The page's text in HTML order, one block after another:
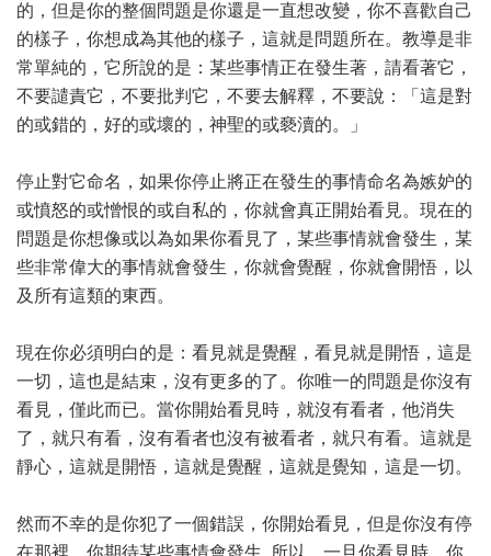
的，但是你的整個問題是你還是一直想改變，你不喜歡自己
的樣子，你想成為其他的樣子，這就是問題所在。教導是非
常單純的，它所說的是：某些事情正在發生著，請看著它，
不要譴責它，不要批判它，不要去解釋，不要說：「這是對
的或錯的，好的或壞的，神聖的或褻瀆的。」
停止對它命名，如果你停止將正在發生的事情命名為嫉妒的
或憤怒的或憎恨的或自私的，你就會真正開始看見。現在的
問題是你想像或以為如果你看見了，某些事情就會發生，某
些非常偉大的事情就會發生，你就會覺醒，你就會開悟，以
及所有這類的東西。
現在你必須明白的是：看見就是覺醒，看見就是開悟，這是
一切，這也是結束，沒有更多的了。你唯一的問題是你沒有
看見，僅此而已。當你開始看見時，就沒有看者，他消失
了，就只有看，沒有看者也沒有被看者，就只有看。這就是
靜心，這就是開悟，這就是覺醒，這就是覺知，這是一切。
然而不幸的是你犯了一個錯誤，你開始看見，但是你沒有停
在那裡，你期待某些事情會發生..所以，一旦你看見時，你